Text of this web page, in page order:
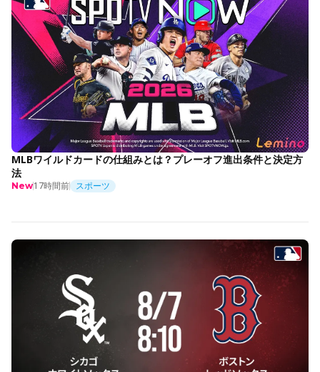
MLBワイルドカードの仕組みとは？プレーオフ進出条件と決定方
法
New17時間前 スポーツ